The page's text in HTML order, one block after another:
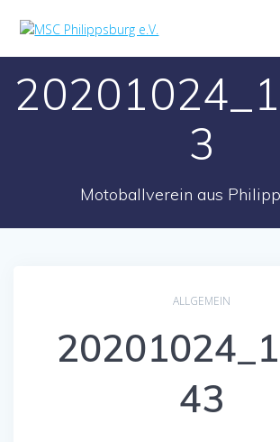
3
Motoballverein aus
ALLGEMEIN
43